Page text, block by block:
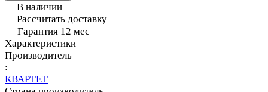
В наличии
Рассчитать доставку
Гарантия 12 мес
Характеристики
Производитель
:
КВАРТЕТ